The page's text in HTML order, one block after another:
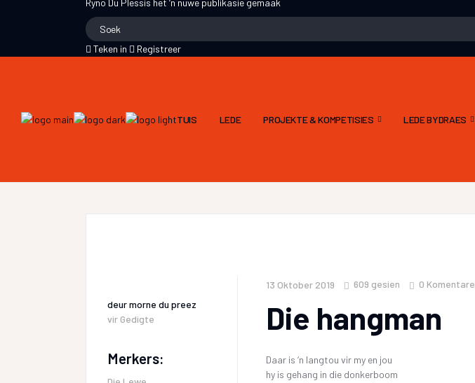
Ryno Du Plessis het ‘n nuwe publikasie gemaak
Teken in Registreer
TUIS LEDE PROJEKTE & KOMPETISIES LEDE BYDRAES
deurmorne du preez
vir Gedigte
Merkers:
13 Oktober 2019 609 gesien 0 Komentare
Die hangman
Daar is ‘n langtou vir my en jou
hy is gehang in die donkerboom